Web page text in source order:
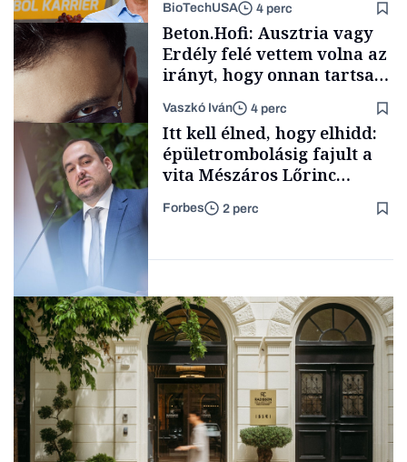
Társadalom
Content Lab HUB
BioTechUSA 4 perc
Forbes-sztori
Beton.Hofi: Ausztria vagy
Erdély felé vettem volna az
irányt, hogy onnan tartsam
lélegeztetőgépen a magyar
zenét
Vaszkó Iván 4 perc
Magyar cégek
Itt kell élned, hogy elhidd:
épületrombolásig fajult a
vita Mészáros Lőrinc
bizalmasának cégével, most
bíróság előtt az ügy
Forbes 2 perc